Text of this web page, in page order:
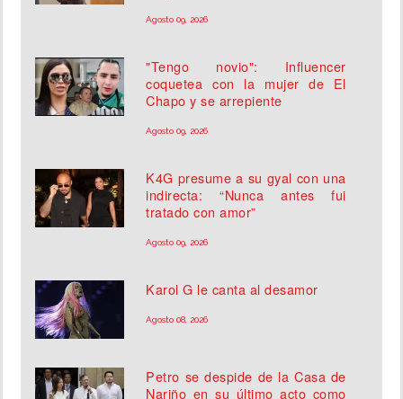
Agosto 09, 2026
"Tengo novio": Influencer
coquetea con la mujer de El
Chapo y se arrepiente
Agosto 09, 2026
K4G presume a su gyal con una
indirecta: “Nunca antes fui
tratado con amor”
Agosto 09, 2026
Karol G le canta al desamor
Agosto 08, 2026
Petro se despide de la Casa de
Nariño en su último acto como